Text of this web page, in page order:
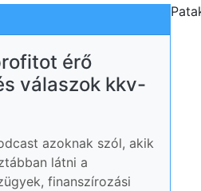
érő
válaszok kkv-
azoknak szól, akik
látni a
finanszírozási